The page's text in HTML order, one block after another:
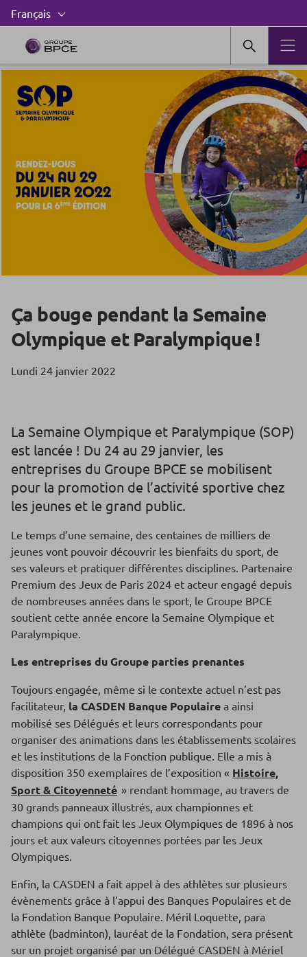
Ça bouge pendant la Semaine
Olympique et Paralympique !
Lundi 24 janvier 2022
La Semaine Olympique et Paralympique (SOP)
est lancée ! Du 24 au 29 janvier, les
entreprises du Groupe BPCE se mobilisent
pour la promotion de l’activité sportive chez
les jeunes et le grand public.
Le temps d’une semaine, des centaines de milliers de
jeunes vont pouvoir découvrir les bienfaits du sport, de
ses valeurs et pratiquer différentes disciplines. Partenaire
Premium des Jeux de Paris 2024 et acteur engagé depuis
de nombreuses années dans le sport, le Groupe BPCE
soutient cette année encore la Semaine Olympique et
Paralympique.
Les entreprises du Groupe parties prenantes
Toujours engagée, même si le contexte actuel n’est pas
facilitateur, la CASDEN Banque Populaire a ainsi
mobilisé ses Délégués et leurs correspondants pour
organiser des animations dans les établissements scolaires
et les institutions de la Fonction publique. Elle a mis à
disposition 350 exemplaires de l’exposition « Histoire,
Sport & Citoyenneté » rendant hommage, au travers de
30 grands panneaux illustrés, aux championnes et
champions qui ont fait les Jeux Olympiques de 1896 à nos
jours et aux valeurs citoyennes portées par les Jeux
Olympiques.
Enfin, la CASDEN a fait appel à des athlètes sur plusieurs
évènements grâce à l’appui des Banques Populaires et de
la Fondation Banque Populaire. Méril Loquette, para
athlète (badminton), lauréat de la Fondation, sera présent
sur un projet organisé par un Délégué CASDEN à Mériel